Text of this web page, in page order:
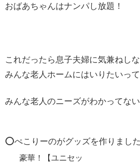
おばあちゃんはナンパし放題！
これだったら息子夫婦に気兼ねし
みんな老人ホームにはいりたいっ
みんな老人のニーズがわかってない
⭕️ぺこりーのがグッズを作りました
豪華！【ユニセッ